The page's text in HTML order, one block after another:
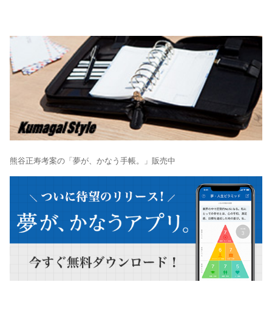
熊谷正寿考案の「夢が、かなう手帳。」販売中